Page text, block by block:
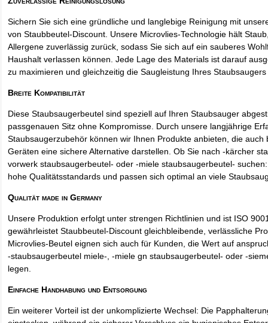
Sichern Sie sich eine gründliche und langlebige Reinigung mit
von Staubbeutel-Discount. Unsere Microvlies-Technologie hält
Allergene zuverlässig zurück, sodass Sie sich auf ein sauberes
Haushalt verlassen können. Jede Lage des Materials ist darauf
zu maximieren und gleichzeitig die Saugleistung Ihres
Breite Kompatibilität
Diese Staubsaugerbeutel sind speziell auf Ihren Staubsauger
passgenauen Sitz ohne Kompromisse. Durch unsere langjährige
Staubsaugerzubehör können wir Ihnen Produkte anbieten, die auch
Geräten eine sichere Alternative darstellen. Ob Sie nach -kärcher
vorwerk staubsaugerbeutel- oder -miele staubsaugerbeutel-
hohe Qualitätsstandards und passen sich optimal an viele
Qualität made in Germany
Unsere Produktion erfolgt unter strengen Richtlinien und ist ISO
gewährleistet Staubbeutel-Discount gleichbleibende, verlässliche
Microvlies-Beutel eignen sich auch für Kunden, die Wert auf
-staubsaugerbeutel miele-, -miele gn staubsaugerbeutel- oder -
legen.
Einfache Handhabung und Entsorgung
Ein weiterer Vorteil ist der unkomplizierte Wechsel: Die